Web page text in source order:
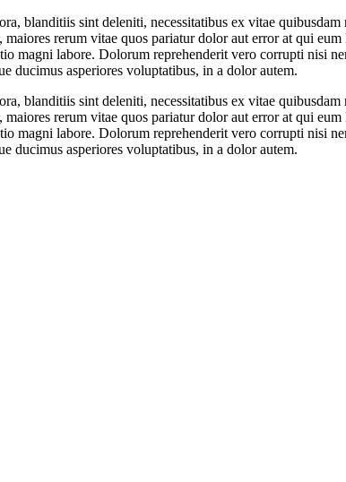
blanditiis sint deleniti, necessitatibus ex vitae
rerum vitae quos pariatur dolor aut error at qui
magni labore. Dolorum reprehenderit vero corrupti nisi
ducimus asperiores voluptatibus, in a dolor autem.
blanditiis sint deleniti, necessitatibus ex vitae
rerum vitae quos pariatur dolor aut error at qui
magni labore. Dolorum reprehenderit vero corrupti nisi
ducimus asperiores voluptatibus, in a dolor autem.